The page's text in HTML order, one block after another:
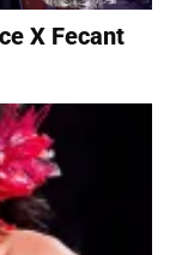
X Fecant